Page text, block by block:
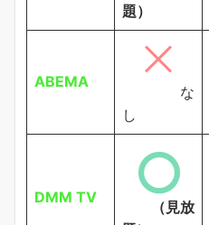
題）
ABEMA
な
し
DMM TV
（見放